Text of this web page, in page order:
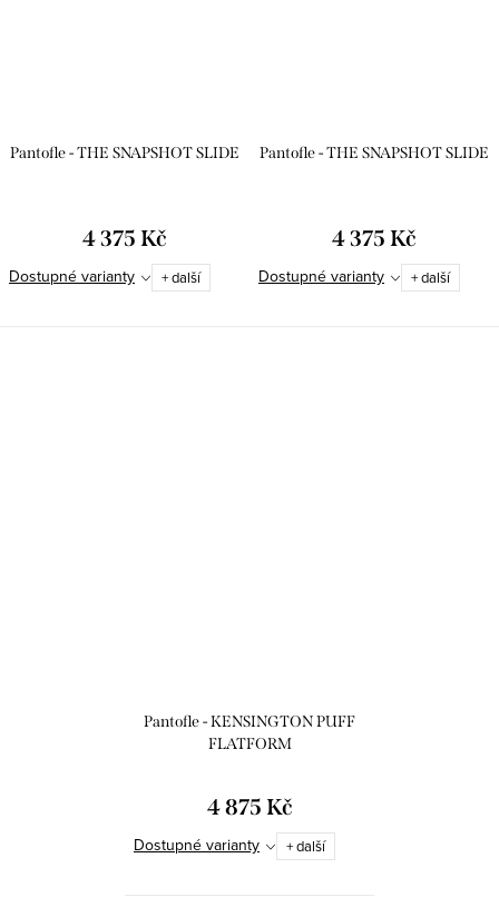
Pantofle - THE SNAPSHOT SLIDE
4 375 Kč
Dostupné varianty + další
Pantofle - THE SNAPSHOT SLIDE
4 375 Kč
Dostupné varianty + další
Pantofle - KENSINGTON PUFF
FLATFORM
4 875 Kč
Dostupné varianty + další